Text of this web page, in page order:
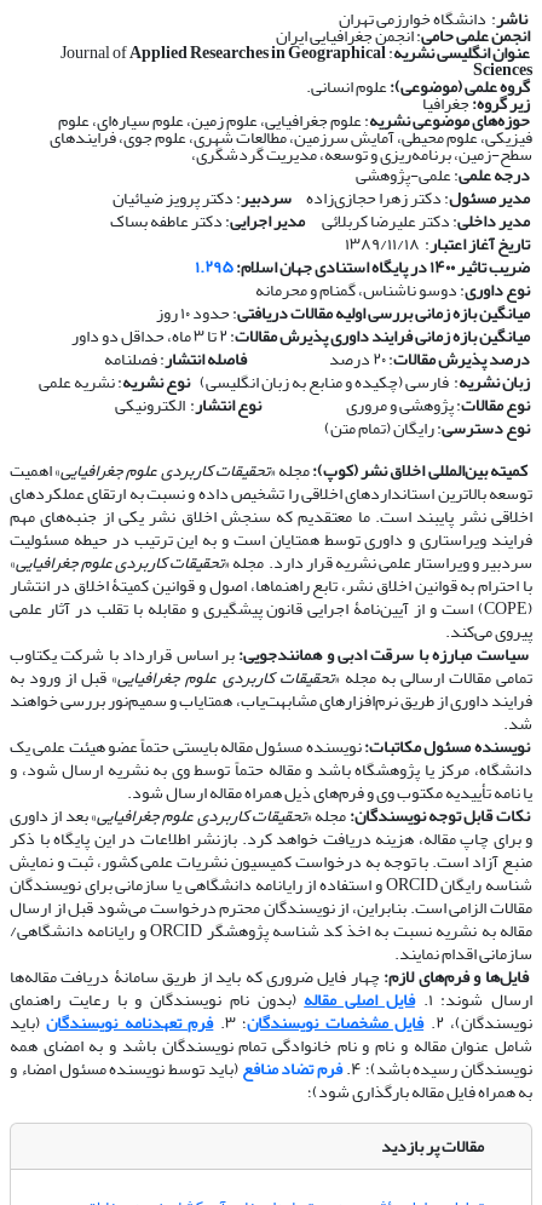
ناشر: دانشگاه خوارزمی تهران
انجمن علمی حامی: انجمن جغرافیایی ایران
عنوان انگلیسی نشریه: Journal of
Applied Researches in Geographical
Sciences
گروه علمی (موضوعی):علوم انسانی.
زیر گروه:جغرافیا
حوزه‌های موضوعی نشریه: علوم جغرافیایی، علوم زمین، علوم سیاره‌ای، علوم
فیزیکی، علوم محیطی، آمایش سرزمین، مطالعات شهری، علوم جوی، فرایندهای
سطح-زمین، برنامه‌ریزی و توسعه، مدیریت گردشگری،
درجه علمی: علمی-پژوهشی
مدیر مسئول: دکتر زهرا حجازی‌زاده سردبیر: دکتر پرویز ضیائیان
مدیر داخلی: دکتر علیرضا کربلائی مدیر اجرایی: دکتر عاطفه بساک
تاریخ آغاز اعتبار: ۱۳۸۹/۱۱/۱۸
ضریب تاثیر ۱۴۰۰ در پایگاه استنادی جهان اسلام: ۱.۲۹۵
نوع داوری: دوسو ناشناس، گمنام و محرمانه
​​​​​​​میانگین بازه زمانی بررسی اولیه مقالات دریافتی: حدود ۱۰ روز
​​​​​​​میانگین بازه زمانی فرایند داوری پذیرش مقالات: ۲ تا ۳ ماه، حداقل دو داور
درصد پذیرش مقالات: ۲۰ درصد ​​​​​​​فاصله انتشار: فصلنامه
زبان نشریه: فارسی (چکیده و منابع به زبان انگلیسی) ​​​​​​​نوع نشریه: نشریه علمی
​​​​​​​نوع مقالات: پژوهشی و مروری ​​​​​​​نوع انتشار: الکترونیکی
​​​​​​​نوع دسترسی: رایگان (تمام متن)
​​​​​​​کمیته بین‌المللی اخلاق نشر (کوپ):مجله «تحقیقات کاربردی علوم جغرافیایی» اهمیت
توسعه بالاترین استانداردهای اخلاقی را تشخیص داده و نسبت به ارتقای عملکردهای
اخلاقی نشر پایبند است. ما معتقدیم که سنجش اخلاق نشر یکی از جنبه‌های مهم
فرایند ویراستاری و داوری توسط همتایان است و به این ترتیب در حیطه مسئولیت
سردبیر و ویراستار علمی نشریه قرار دارد. مجله «تحقیقات کاربردی علوم جغرافیایی»
با احترام به قوانین اخلاق نشر، تابع راهنماها، اصول و قوانین کمیتۀ اخلاق در انتشار
(COPE) است و از آیین‌نامۀ اجرایی قانون پیشگیری و مقابله با تقلب در آثار علمی
پیروی می‌کند.
​​​​​​​سیاست مبارزه با سرقت ادبی و همانندجویی:بر اساس قرارداد با شرکت یکتاوب
تمامی مقالات ارسالی به مجله «تحقیقات کاربردی علوم جغرافیایی» قبل از ورود به
فرایند داوری از طریق نرم‌افزارهای مشابهت‌یاب، همتایاب و سمیم‌نور بررسی خواهند
شد.
​​​​​​​نویسنده مسئول مکاتبات:نویسنده مسئول مقاله بایستی حتماً عضو هیئت علمی یک
دانشگاه، مرکز یا پژوهشگاه باشد و مقاله حتماً توسط وی به نشریه ارسال شود، و
یا نامه تأییدیه مکتوب وی و فرم‌های ذیل همراه مقاله ارسال شود.
​​​​​​​نکات قابل توجه نویسندگان:مجله «تحقیقات کاربردی علوم جغرافیایی» بعد از داوری
و برای چاپ مقاله، هزینه دریافت خواهد کرد. بازنشر اطلاعات در این پایگاه با ذکر
منبع آزاد است. با توجه به درخواست کمیسیون نشریات علمی کشور، ثبت و نمایش
شناسه رایگان ORCID و استفاده از رایانامه دانشگاهی یا سازمانی برای نویسندگان
مقالات الزامی است. بنابراین، از نویسندگان محترم درخواست می‌شود قبل از ارسال
مقاله به نشریه نسبت به اخذ کد شناسه پژوهشگر ORCID و رایانامه دانشگاهی/
سازمانی اقدام نمایند.
​​​​​​​فایل‌ها و فرم‌های لازم:چهار فایل ضروری که باید از طریق سامانۀ دریافت مقاله‌ها
ارسال شوند: ۱. فایل اصلی مقاله(بدون نام نویسندگان و با رعایت راهنمای
نویسندگان)، ۲. فایل مشخصات نویسندگان؛ ۳. فرم تعهدنامه نویسندگان(باید
شامل عنوان مقاله و نام و نام خانوادگی تمام نویسندگان باشد و به امضای همه
نویسندگان رسیده باشد)؛ ۴. فرم تضاد منافع(باید توسط نویسنده مسئول امضاء و
به همراه فایل مقاله بارگذاری شود)؛
مقالات پر بازدید